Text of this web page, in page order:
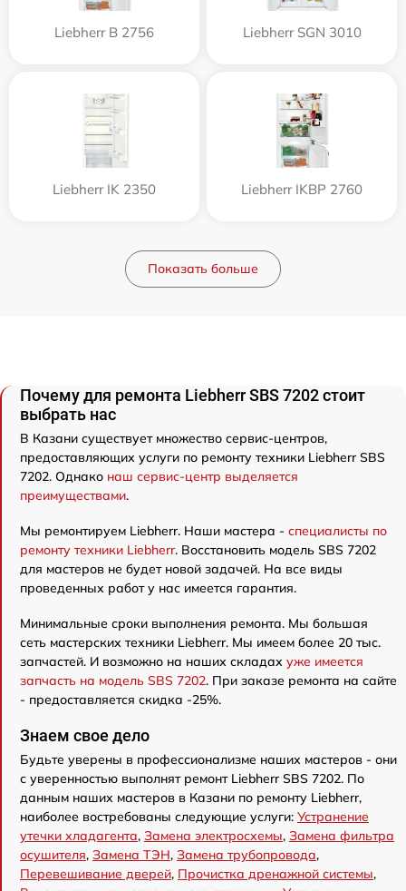
Liebherr B 2756 Liebherr SGN 3010
Liebherr IK 2350 Liebherr IKBP 2760
Показать больше
Почему для ремонта Liebherr SBS 7202 стоит
выбрать нас
В Казани существует множество сервис-центров,
предоставляющих услуги по ремонту техники Liebherr SBS
7202. Однако наш сервис-центр выделяется
преимуществами.
Мы ремонтируем Liebherr. Наши мастера - специалисты по
ремонту техники Liebherr. Восстановить модель SBS 7202
для мастеров не будет новой задачей. На все виды
проведенных работ у нас имеется гарантия.
Минимальные сроки выполнения ремонта. Мы большая
сеть мастерских техники Liebherr. Мы имеем более 20 тыс.
запчастей. И возможно на наших складах уже имеется
запчасть на модель SBS 7202. При заказе ремонта на сайте
- предоставляется скидка -25%.
Знаем свое дело
Будьте уверены в профессионализме наших мастеров - они
с уверенностью выполнят ремонт Liebherr SBS 7202. По
данным наших мастеров в Казани по ремонту Liebherr,
наиболее востребованы следующие услуги: Устранение
утечки хладагента, Замена электросхемы, Замена фильтра
осушителя, Замена ТЭН, Замена трубопровода,
Перевешивание дверей, Прочистка дренажной системы,